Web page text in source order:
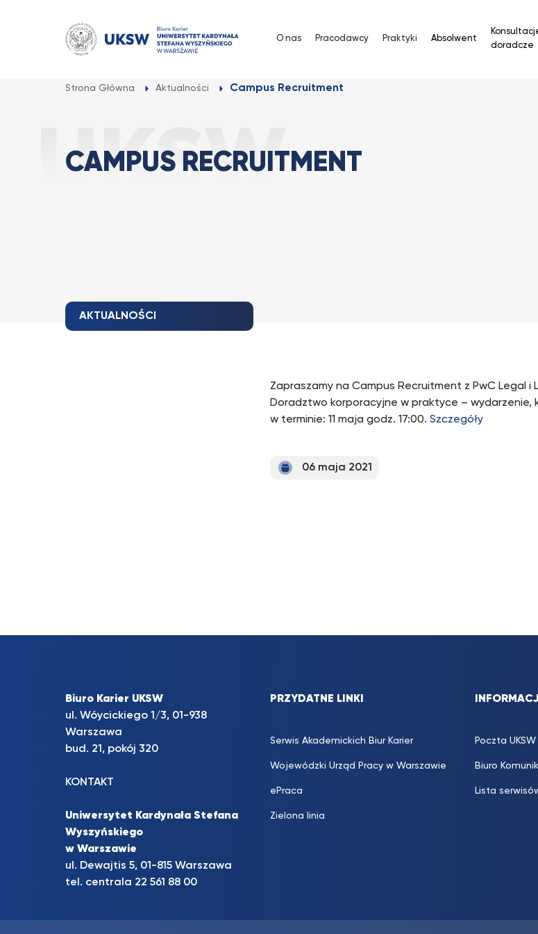
O nas Pracodawcy Praktyki Absolwent
doradcze
Strona Główna Aktualności Campus Recruitment
CAMPUS RECRUITMENT
AKTUALNOŚCI
Zapraszamy na Campus Recruitment z PwC Legal i
Doradztwo korporacyjne w praktyce – wydarzenie,
w terminie: 11 maja godz. 17:00. Szczegóły
06 maja 2021
Biuro Karier UKSW
ul. Wóycickiego 1/3, 01-938
Warszawa
bud. 21, pokój 320
KONTAKT
Uniwersytet Kardynała Stefana
Wyszyńskiego
w Warszawie
ul. Dewajtis 5, 01-815 Warszawa
tel. centrala 22 561 88 00
PRZYDATNE LINKI
Serwis Akademickich Biur Karier
Wojewódzki Urząd Pracy w Warszawie
ePraca
Zielona linia
Poczta UKSW
Biuro
Lista